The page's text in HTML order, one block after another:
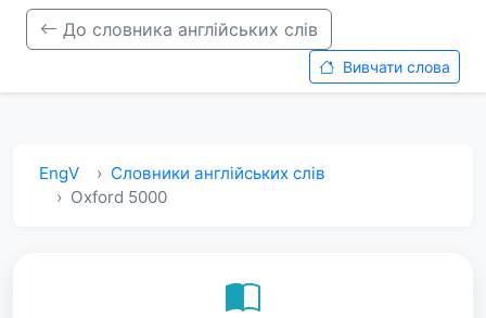
До словника англійських слів
Вивчати слова
EngV
Словники англійських слів
Oxford 5000